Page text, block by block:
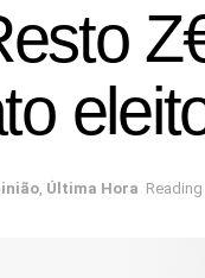
, Última Hora